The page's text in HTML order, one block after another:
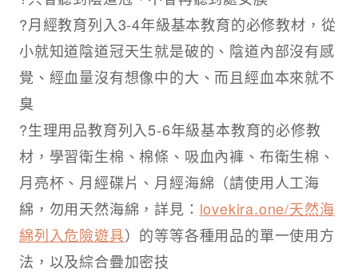
?月經教育列入3-4年級基本教育的必修教材，從
小就知道陰道冠天生就是破的、陰道內部沒有感
覺、經血量沒有想像中的大、而且經血本來就不
臭​
?生理用品教育列入5-6年級基本教育的必修教
材，學習衛生棉、棉條、吸血內褲、布衛生棉、
月亮杯、月經碟片、月經海綿（請使用人工海
綿，勿用天然海綿，詳見： lovekira.one/天然海
綿列入危險遊具）的等等各種用品的單一使用方
法，以及綜合疊加密技​